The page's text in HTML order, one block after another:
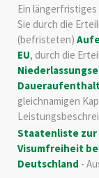
Ein
Sie durch die
(befristeten)
EU, durch die
gleichnamigen
Staatenliste zur
Visumfreiheit
Deutschland -